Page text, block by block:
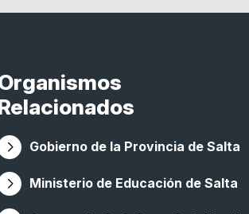
Gobierno de la Provincia de Salta
Ministerio de Educación de Salta